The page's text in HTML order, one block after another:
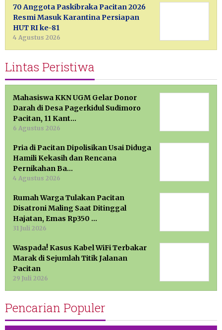
70 Anggota Paskibraka Pacitan 2026
Resmi Masuk Karantina Persiapan
HUT RI ke-81
4 Agustus 2026
Lintas Peristiwa
Mahasiswa KKN UGM Gelar Donor
Darah di Desa Pagerkidul Sudimoro
Pacitan, 11 Kant…
6 Agustus 2026
Pria di Pacitan Dipolisikan Usai Diduga
Hamili Kekasih dan Rencana
Pernikahan Ba…
4 Agustus 2026
Rumah Warga Tulakan Pacitan
Disatroni Maling Saat Ditinggal
Hajatan, Emas Rp350 …
31 Juli 2026
Waspada! Kasus Kabel WiFi Terbakar
Marak di Sejumlah Titik Jalanan
Pacitan
29 Juli 2026
Pencarian Populer